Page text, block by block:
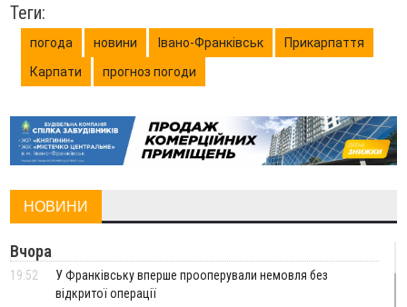
Теги:
погода новини Івано-Франківськ
Прикарпаття
Карпати
прогноз погоди
НОВИНИ
Вчора
19:52
У Франківську вперше прооперували немовля без
відкритої операції